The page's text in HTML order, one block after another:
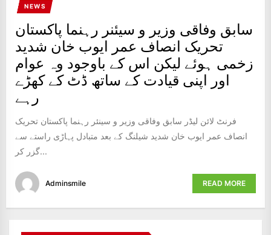
NEWS
سابق وفاقی وزیر و سیئنر رہنما پاکستان
تحریک انصاف عمر ایوب خان شدید
زخمی ہوئے لیکن اس کے باوجود وہ عوام
اور اپنی قیادت کے ساتھ ڈٹ کے کھڑے
رہے
فرنٹ لائن لیڈر سابق وفاقی وزیر و سینئر رہنما پاکستان تحریک
انصاف عمر ایوب خان شدید شیلنگ کے بعد متبادل پہاڑی راستے سے
گزر کر...
Adminsmile READ MORE